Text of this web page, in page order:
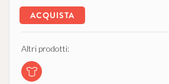
ACQUISTA
Altri prodotti: